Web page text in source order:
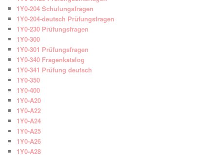
1Y0-204 Schulungsfragen
1Y0-204-deutsch Prüfungsfragen
1Y0-230 Prüfungsfragen
1Y0-300
1Y0-301 Prüfungsfragen
1Y0-340 Fragenkatalog
1Y0-341 Prüfung deutsch
1Y0-350
1Y0-400
1Y0-A20
1Y0-A22
1Y0-A24
1Y0-A25
1Y0-A26
1Y0-A28